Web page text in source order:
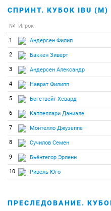
63 Гёсслинг Рэйлих
64 Десмус Гийом
65 Дилен Петр
66 Доценко Андрей
67 Дуйчу Аделин
68 Дьяллаи Сома
69 Дюсенов Асет
70 Еремин Владимир
71 Иварссон Антон
72 Идинов Евгений
73 Инвениус Отто
74 Кабрда Йозеф
76 Кодама Сохеи
СПРИНТ. КУБОК IBU (М)
№ Игрок
1 Андерсен Филип
2 Баккен Зиверт
3 Андерсен Александр
4 Наврат Филипп
5 Богетвейт Хёвард
6 Каппеллари Даниэле
7 Монтелло Джузеппе
8 Сучилов Семен
9 Бьёнтегор Эрленн
10 Ривель Юго
ПРЕСЛЕДОВАНИЕ.